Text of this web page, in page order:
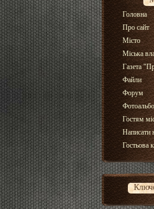
Головна
Про сайт
Місто
Міська
Газета
Файли
Форум
Гостям
Написати
Гостьова